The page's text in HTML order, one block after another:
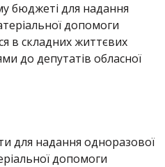
бюджеті для надання
допомоги
в складних життєвих
до депутатів обласної
для надання одноразової
допомоги